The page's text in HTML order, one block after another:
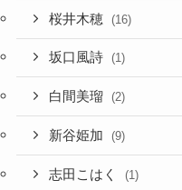
桜井木穂 (16)
坂口風詩 (1)
白間美瑠 (2)
新谷姫加 (9)
志田こはく (1)